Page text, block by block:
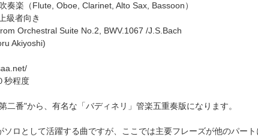
奏楽 （Flute, Oboe, Clarinet, Alto Sax, Bassoon）
級者向き
Orchestral Suite No.2, BWV.1067 /J.S.Bach
Akiyoshi)
秒程度
二番"から、有名な「バディネリ」管楽五重奏版になります。
ソロとして活躍する曲ですが、ここでは主要フレーズが他のパー